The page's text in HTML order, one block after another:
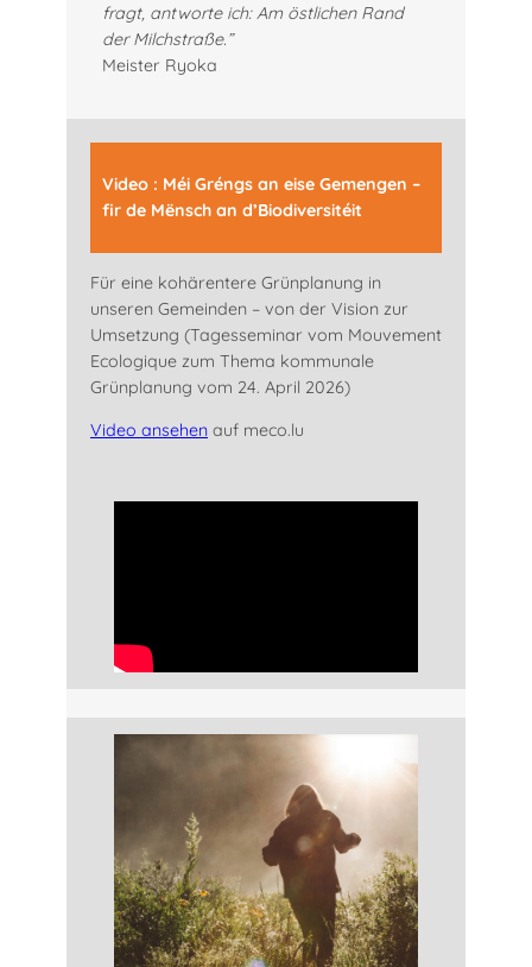
fragt, antworte ich: Am östlichen Rand
der Milchstraße.”
Meister Ryoka
Video : Méi Gréngs an eise Gemengen –
fir de Mënsch an d’Biodiversitéit
Für eine kohärentere Grünplanung in
unseren Gemeinden – von der Vision zur
Umsetzung (Tagesseminar vom Mouvement
Ecologique zum Thema kommunale
Grünplanung vom 24. April 2026)
Video ansehen auf meco.lu